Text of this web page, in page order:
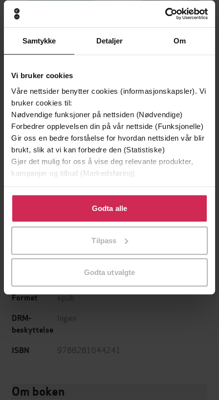
Samtykke Detaljer Om
Vi bruker cookies
Våre nettsider benytter cookies (informasjonskapsler). Vi
bruker cookies til:
Nødvendige funksjoner på nettsiden (Nødvendige)
Forbedrer opplevelsen din på vår nettside (Funksjonelle)
Gir oss en bedre forståelse for hvordan nettsiden vår blir
brukt, slik at vi kan forbedre den (Statistiske)
Gjør det mulig for oss å vise deg relevante produkter,
kampanjer og tilbud (Markedsføring)
Klikk på «Godta alle» for å gi oss ditt samtykke til å
bruke cookies for alle disse formålene. Du kan også
tilpasse ditt samtykke til spesifikke formål ved å klikke
Godta alle
Tilpass
Godta utvalgte
149,-
En lykkelig familie
Stian Hjelvin Andersen
EBOK
Tata
Valérie Perrin
EBOK
Forfattere Oddfriður Marni Rasmussen(forfatter),
Lars Moa(oversetter)
Forlag Orkana
25.03.2021
Sjanger Skjønnlitteratur,Romaner
Nynorsk
Format epub
DRM-
beskyttelse
Ingen
ISBN 9788281044241
Om boken